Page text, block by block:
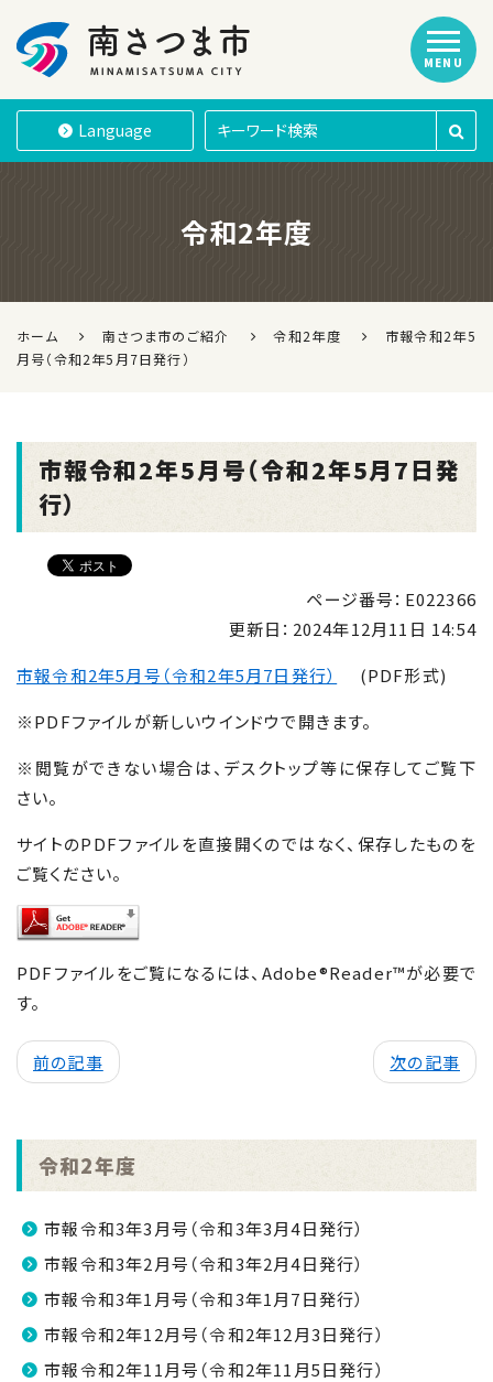
南さつま市
Language
MENU
令和2年度
ホーム 南さつま市のご紹介 令和2年度
市報令和2年5
月号（令和2年5月7日発行）
市報令和2年5月号（令和2年5月7日発
行）
ページ番号：E022366
更新日： 2024年12月11日 14:54
市報令和2年5月号（令和2年5月7日発行）
(PDF形式)
※PDFファイルが新しいウインドウで開きます。
※閲覧ができない場合は、デスクトップ等に保存してご覧下
さい。
サイトのPDFファイルを直接開くのではなく、保存したものを
ご覧ください。
PDFファイルをご覧になるには、Adobe®Reader™が必要で
す。
前の記事 次の記事
令和2年度
市報令和3年3月号（令和3年3月4日発行）
市報令和3年2月号（令和3年2月4日発行）
市報令和3年1月号（令和3年1月7日発行）
市報令和2年12月号（令和2年12月3日発行）
市報令和2年11月号（令和2年11月5日発行）